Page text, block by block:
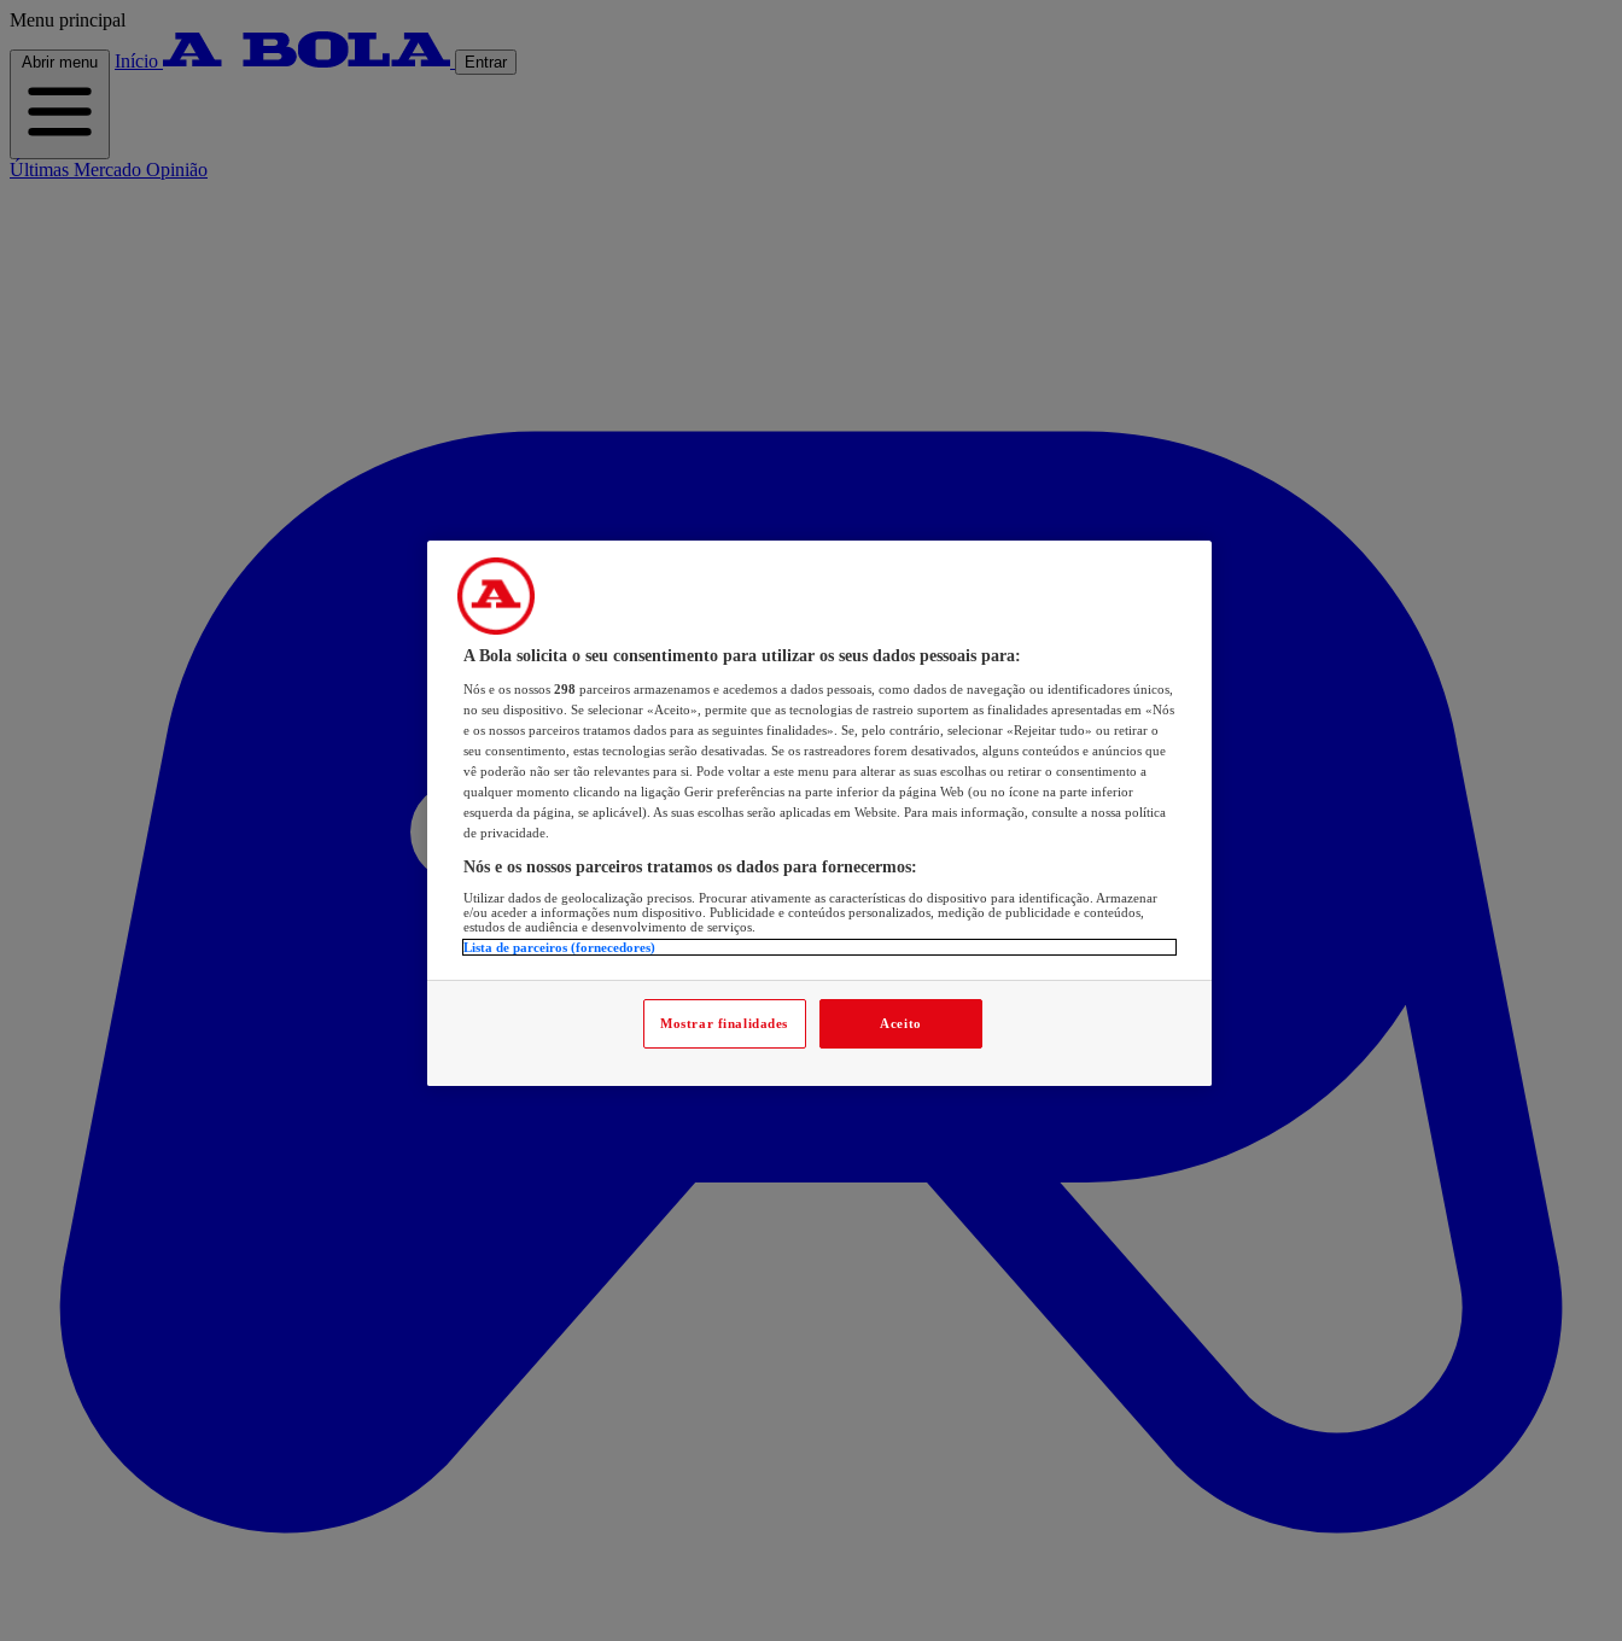
Menu principal
Abrir menu Início Entrar
Últimas Mercado Opinião
A Bola solicita o seu consentimento para utilizar os seus dados pessoais para:
Nós e os nossos 298 parceiros armazenamos e acedemos a dados pessoais, como dados de navegação ou identificadores únicos,
no seu dispositivo. Se selecionar «Aceito», permite que as tecnologias de rastreio suportem as finalidades apresentadas em «Nós
e os nossos parceiros tratamos dados para as seguintes finalidades». Se, pelo contrário, selecionar «Rejeitar tudo» ou retirar o
seu consentimento, estas tecnologias serão desativadas. Se os rastreadores forem desativados, alguns conteúdos e anúncios que
vê poderão não ser tão relevantes para si. Pode voltar a este menu para alterar as suas escolhas ou retirar o consentimento a
qualquer momento clicando na ligação Gerir preferências na parte inferior da página Web (ou no ícone na parte inferior
esquerda da página, se aplicável). As suas escolhas serão aplicadas em Website. Para mais informação, consulte a nossa política
de privacidade.
Nós e os nossos parceiros tratamos os dados para fornecermos:
Utilizar dados de geolocalização precisos. Procurar ativamente as características do dispositivo para identificação. Armazenar
e/ou aceder a informações num dispositivo. Publicidade e conteúdos personalizados, medição de publicidade e conteúdos,
estudos de audiência e desenvolvimento de serviços.
Lista de parceiros (fornecedores)
Mostrar finalidades Aceito